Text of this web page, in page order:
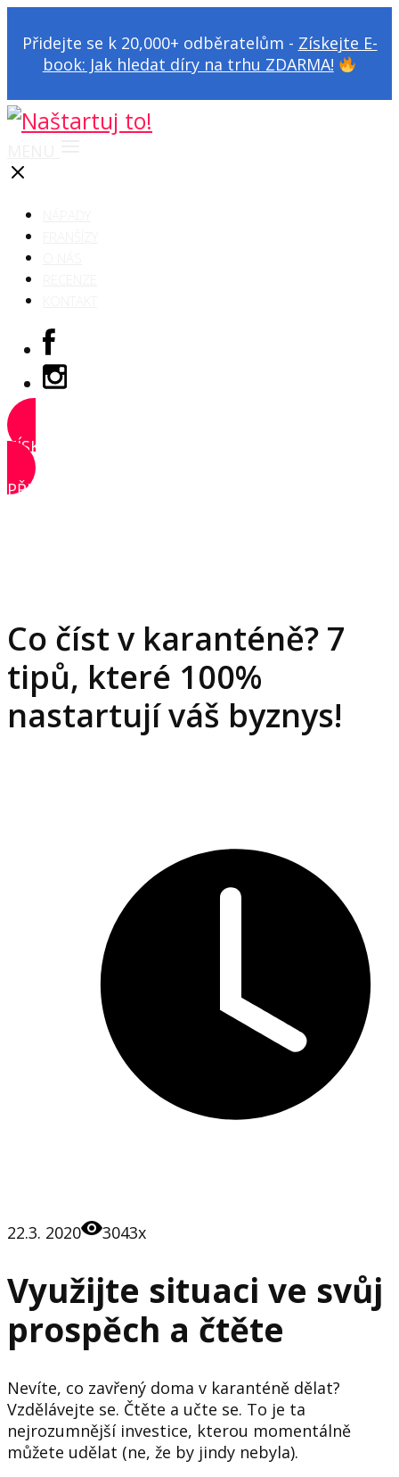
Přidejte se k 20,000+ odběratelům - Získejte E-
book: Jak hledat díry na trhu ZDARMA!
ZÍSKAT PŘÍSTUP
PŘIHLÁSIT SE
Co číst v karanténě? 7
tipů, které 100%
nastartují váš byznys!
22.3. 2020 3043x
Využijte situaci ve svůj
prospěch a čtěte
Nevíte, co zavřený doma v karanténě dělat?
Vzdělávejte se. Čtěte a učte se. To je ta
nejrozumnější investice, kterou momentálně
můžete udělat (ne, že by jindy nebyla).